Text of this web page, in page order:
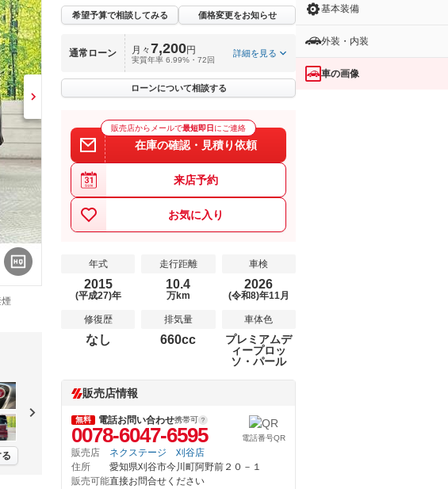
希望予算で相談してみる 価格変更をお知らせ
通常ローン 月々7,200円
実質年率 6.99%・72回
詳細を見る
ローンについて相談する
販売店からメールで最短即日 にご連絡
在庫の確認・見積り依頼
来店予約
お気に入り
年式
2015
(平成27)年
走行距離
10.4
万km
車検
2026
(令和8)年11月
修復歴
なし
排気量
660cc
車体色
プレミアムデ
ィープロッ
ソ・パール
販売店情報
無料 電話お問い合わせ携帯可
0078-6047-6595 電話番号QR
販売店
ネクステージ 刈谷店
住所
愛知県刈谷市今川町阿野前２０－１
販売可能直接お問合せください
基本装備
外装・内装
車の画像